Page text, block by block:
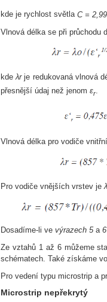
kde je rychlost světla C =
Vlnová délka se při průchodu
kdeλrje redukovaná vlnová
přesnější údaj než jenom εr.
Vlnová délka pro vodiče
Pro vodiče vnějších vrstev je
Dosadíme-li ve výrazech 5 a
Ze vztahů 1 až 6 můžeme
schématech. Také získáme
Pro vedení typu microstrip a
Microstrip nepřekrytý